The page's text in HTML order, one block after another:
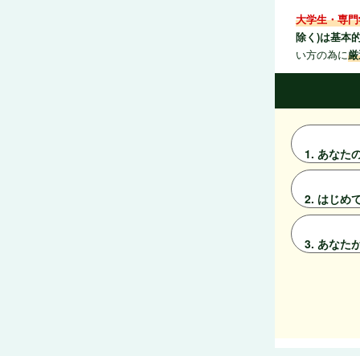
大学生・専
除く)は基本
い方の為に
1. あなた
2. はじめ
3. あなた